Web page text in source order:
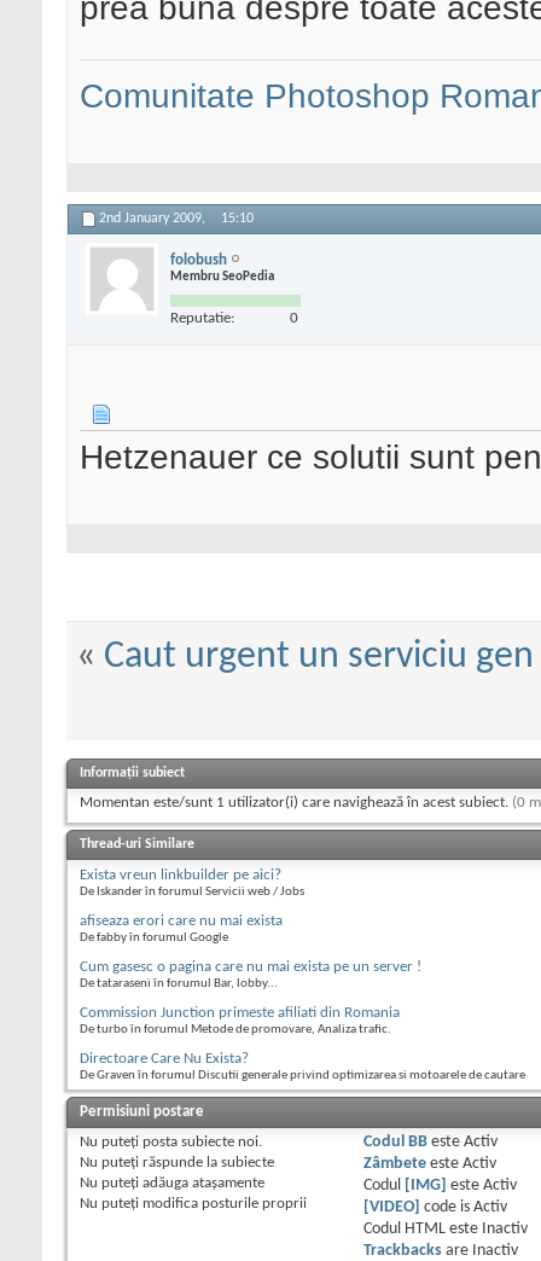
Comunitate Photoshop
2nd January 2009, 15:10
folobush
Membru SeoPedia
Reputatie: 0
Hetzenauer ce solutii sunt
« Caut urgent un serviciu
Informații subiect
Momentan este/sunt 1 utilizator(i) care navighează în acest subiect. (0
Thread-uri Similare
Exista vreun linkbuilder pe aici?
De Iskander în forumul Servicii web / Jobs
afiseaza erori care nu mai exista
De fabby în forumul Google
Cum gasesc o pagina care nu mai exista pe un server !
De tataraseni în forumul Bar, lobby...
Commission Junction primeste afiliati din Romania
De turbo în forumul Metode de promovare, Analiza trafic.
Directoare Care Nu Exista?
De Graven în forumul Discutii generale privind optimizarea si motoarele de cautare
Permisiuni postare
Nu puteţi posta subiecte noi.
Nu puteţi răspunde la subiecte
Nu puteţi adăuga ataşamente
Nu puteţi modifica posturile proprii
Codul BBeste Activ
Zâmbeteeste Activ
Codul
[IMG] este Activ
[VIDEO]
code is Activ
Codul HTML este
Inactiv
Trackbacksare
Inactiv